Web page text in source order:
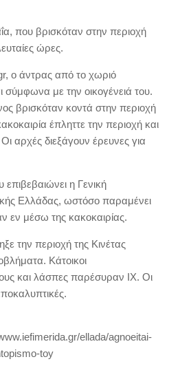
που βρισκόταν στην περιοχή
ώρες.
ο άντρας από το χωριό
σύμφωνα με την οικογένειά του.
βρισκόταν κοντά στην περιοχή
έπληττε την περιοχή και
αρχές διεξάγουν έρευνες για
η Γενική
Ελλάδας, ωστόσο παραμένει
εν μέσω της κακοκαιρίας.
την περιοχή της Κινέτας
Κάτοικοι
και λάσπες παρέσυραν ΙΧ. Οι
ellada/agnoeitai-
toy